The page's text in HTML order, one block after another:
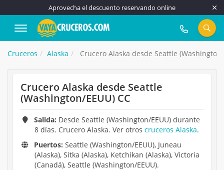
Aprovecha el descuento reservando online
917 815 555
Cruceros Alaska Crucero Alaska desde Seattle (Washington/
Crucero Alaska desde Seattle
(Washington/EEUU) CC
Salida: Desde Seattle (Washington/EEUU) durante
8 días. Crucero Alaska. Ver otros cruceros Alaska.
Puertos: Seattle (Washington/EEUU), Juneau
(Alaska), Sitka (Alaska), Ketchikan (Alaska), Victoria
(Canadá), Seattle (Washington/EEUU).